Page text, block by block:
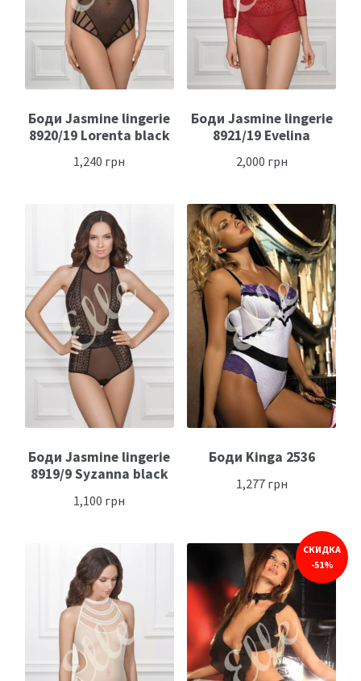
Боди Jasmine lingerie
8920/19 Lorenta black
1,240 грн
Боди Jasmine lingerie
8921/19 Evelina
2,000 грн
Боди Jasmine lingerie
8919/9 Syzanna black
1,100 грн
Боди Kinga 2536
1,277грн
СКИДКА
-51%